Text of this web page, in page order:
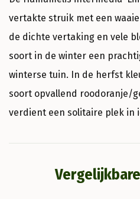
vertakte struik met een
de dichte vertaking en vele
soort in de winter een
winterse tuin. In de herfst
soort opvallend roodoranje/
verdient een solitaire plek in